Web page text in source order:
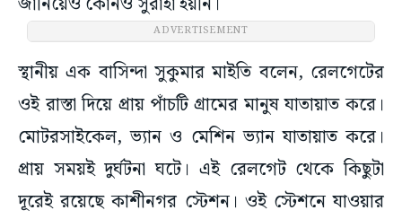
ADVERTISEMENT
স্থানীয় এক বাসিন্দা সুকুমার মাইতি বলেন, রেলগেটের
ওই রাস্তা দিয়ে প্রায় পাঁচটি গ্রামের মানুষ যাতায়াত করে।
মোটরসাইকেল, ভ্যান ও মেশিন ভ্যান যাতায়াত করে।
প্রায় সময়ই দুর্ঘটনা ঘটে। এই রেলগেট থেকে কিছুটা
দূরেই রয়েছে কাশীনগর স্টেশন। ওই স্টেশনে যাওয়ার